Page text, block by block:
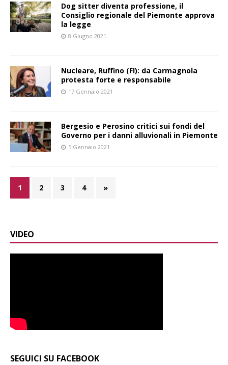
Dog sitter diventa professione, il
Consiglio regionale del Piemonte approva
la legge
8 Giugno 2021
Nucleare, Ruffino (FI): da Carmagnola
protesta forte e responsabile
17 Gennaio 2021
Bergesio e Perosino critici sui fondi del
Governo per i danni alluvionali in Piemonte
5 Gennaio 2021
1 2 3 4 »
VIDEO
SEGUICI SU FACEBOOK